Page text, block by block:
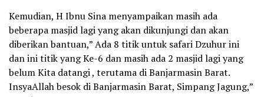
Kemudian, H Ibnu Sina menyampaikan masih ada
beberapa masjid lagi yang akan dikunjungi dan akan
diberikan bantuan,” Ada 8 titik untuk safari Dzuhur ini
dan ini titik yang Ke-6 dan masih ada 2 masjid lagi yang
belum Kita datangi , terutama di Banjarmasin Barat.
InsyaAllah besok di Banjarmasin Barat, Simpang Jagung,”